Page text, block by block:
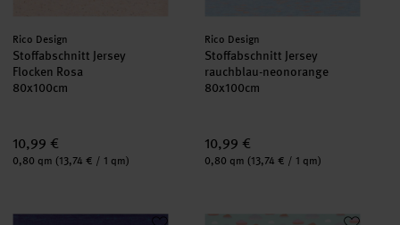
Hersteller:
Rico Design
Stoffabschnitt Jersey
Flocken Rosa
80x100cm
10,99 €
Inhalt:
0,80 qm (13,74 € / 1 qm)
Hersteller:
Rico Design
Stoffabschnitt Jersey
rauchblau-neonorange
80x100cm
10,99 €
Inhalt:
0,80 qm (13,74 € / 1 qm)
Stoffabschnitt Jersey violett-türkis 80x100cm
Jerseystoff Happy Baby